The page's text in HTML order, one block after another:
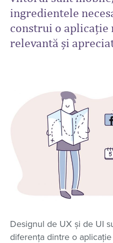
ingredientele
construi o aplicație
relevantă și
Designul de UX și de UI
diferența dintre o